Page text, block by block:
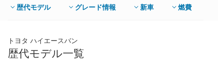
ンが2L直4と2.7L直4の２種類。そして3Lディーゼルターボの合
計３種類。駆動方式は2WDと4WDをモデルによって設定してい
とができる。
歴代モデル グレード情報 新車 燃費
トヨタ ハイエースバン
歴代モデル一覧